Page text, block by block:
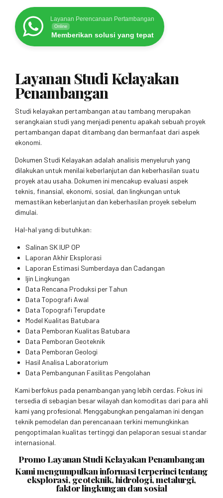
Layanan Perencanaan Pertambangan
Online
Memberikan solusi yang tepat
Layanan Studi Kelayakan
Penambangan
Studi kelayakan pertambangan atau tambang merupakan
serangkaian studi yang menjadi penentu apakah sebuah proyek
pertambangan dapat ditambang dan bermanfaat dari aspek
ekonomi.
Dokumen Studi Kelayakan adalah analisis menyeluruh yang
dilakukan untuk menilai keberlanjutan dan keberhasilan suatu
proyek atau usaha. Dokumen ini mencakup evaluasi aspek
teknis, finansial, ekonomi, sosial, dan lingkungan untuk
memastikan keberlanjutan dan keberhasilan proyek sebelum
dimulai.
Hal-hal yang di butuhkan:
Salinan SK IUP OP
Laporan Akhir Eksplorasi
Laporan Estimasi Sumberdaya dan Cadangan
Ijin Lingkungan
Data Rencana Produksi per Tahun
Data Topografi Awal
Data Topografi Terupdate
Model Kualitas Batubara
Data Pemboran Kualitas Batubara
Data Pemboran Geoteknik
Data Pemboran Geologi
Hasil Analisa Laboratorium
Data Pembangunan Fasilitas Pengolahan
Kami berfokus pada penambangan yang lebih cerdas. Fokus ini
tersedia di sebagian besar wilayah dan komoditas dari para ahli
kami yang profesional. Menggabungkan pengalaman ini dengan
teknik pemodelan dan perencanaan terkini memungkinkan
pengoptimalan kualitas tertinggi dan pelaporan sesuai standar
internasional.
Promo Layanan Studi Kelayakan Penambangan
Kami mengumpulkan informasi terperinci tentang
eksplorasi, geoteknik, hidrologi, metalurgi,
faktor lingkungan dan sosial